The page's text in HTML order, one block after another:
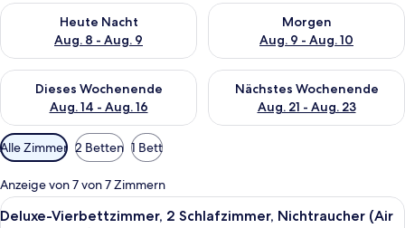
Heute Nacht
Aug. 8 - Aug. 9
Überprüfe die Verfügbarkeit für heute Nacht, Aug. 8 - Aug. 9.
Morgen
Aug. 9 - Aug. 10
Überprüfe die Verfügbarkeit
Dieses Wochenende
Aug. 14 - Aug. 16
Überprüfe die Verfügbarkeit für dieses Wochenende, Aug. 14
Nächstes Wochenende
Aug. 21 - Aug. 23
Überprüfe die Verfügbarkeit
Verfügbare
Filter
für
Zimmer
Alle Zimmer 2 Betten 1 Bett
Anzeige von 7 von 7 Zimmern
Alle
Ein Hotelzimmer mit einem großen
7
Deluxe-Vierbettzimmer, 2 Schlafzimmer, Nichtraucher (Air